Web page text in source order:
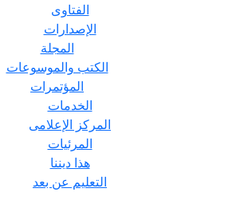
الفتاوى
الإصدارات
المجلة
الكتب والموسوعات
المؤتمرات
الخدمات
المركز الإعلامى
المرئيات
هذا ديننا
التعليم عن بعد